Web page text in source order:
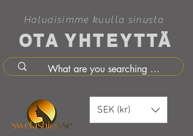
OTA YHTEYTTÄ
Haluaisimme kuulla sinusta
SEK (kr)